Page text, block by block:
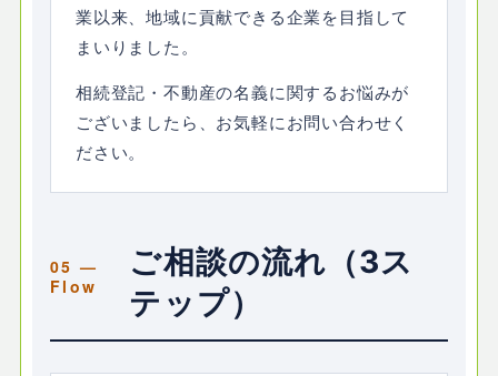
業以来、地域に貢献できる企業を目指して
まいりました。
相続登記・不動産の名義に関するお悩みが
ございましたら、お気軽にお問い合わせく
ださい。
ご相談の流れ（3ス
テップ）